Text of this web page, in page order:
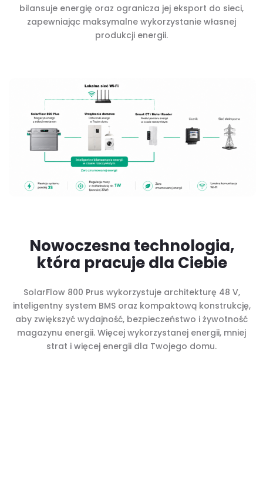
bilansuje energię oraz ogranicza jej eksport do sieci,
zapewniając maksymalne wykorzystanie własnej
produkcji energii.
Nowoczesna technologia,
która pracuje dla Ciebie
SolarFlow 800 Prus wykorzystuje architekturę 48 V,
inteligentny system BMS oraz kompaktową konstrukcję,
aby zwiększyć wydajność, bezpieczeństwo i żywotność
magazynu energii. Więcej wykorzystanej energii, mniej
strat i więcej energii dla Twojego domu.